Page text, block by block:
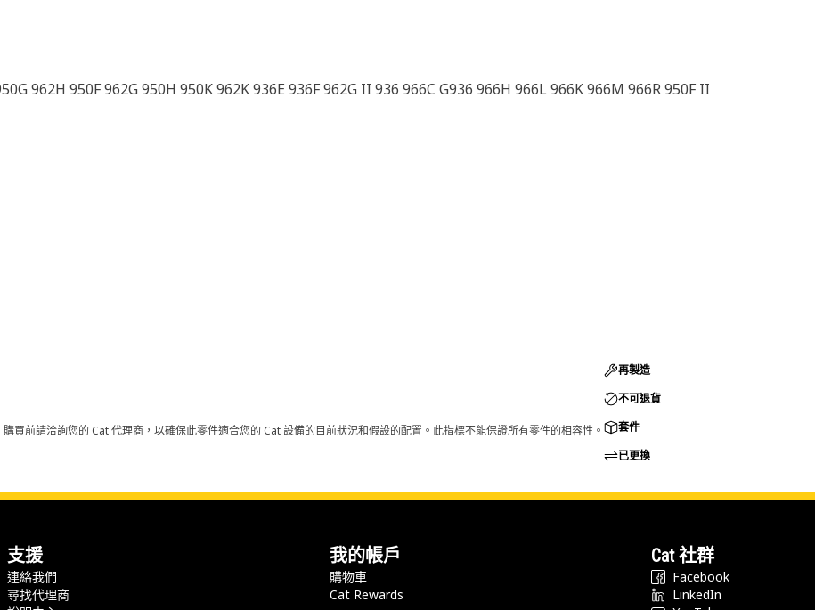
962H 950F 962G 950H 950K 962K 936E 936F 962G II 936 966C G936 966H 966L 966K 966M 966R 950F II
買前請洽詢您的 Cat 代理商，以確保此零件適合您的 Cat 設備的目前狀況和假設的配置。此指標不能保證所有零件的相容性。
再製造
不可退貨
套件
已更換
支援
連絡我們
尋找代理商
我的帳戶
購物車
Cat Rewards
Cat 社群
Facebook
LinkedIn